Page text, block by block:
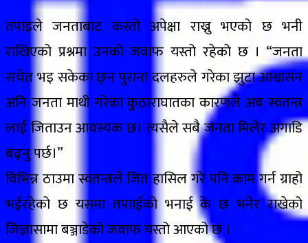
तपाइले जनताबाट कस्तो अपेक्षा राख्नु भएको छ भनी
राखिएको प्रश्नमा उनको जवाफ यस्तो रहेको छ । “जनता
सचेत भइ सकेका छ्न पुराना दलहरुले गरेका झुटा आश्वासन
अनि जनता माथी गरेका कुठाराघातका कारणले अब स्वतन्त्र
लाई जिताउन आवस्यक छ। त्यसैले सबै जनता मिलेर अगाडि
बढ्नु पर्छ।”
विभिन्न ठाउमा स्वतन्त्रले जित हासिल गरे पनि काम गर्न ग्राहो
भईरहेको छ यसमा तपााईको भनाई के छ भनेर राखेको
जिज्ञासामा बञ्जाडेको जवाफ यस्तो आएको छ ।